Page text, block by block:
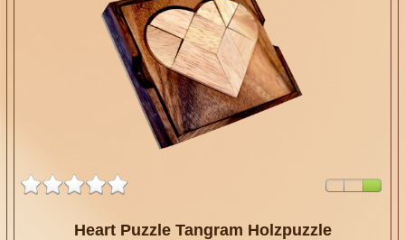
Heart Puzzle Tangram Holzpuzzle